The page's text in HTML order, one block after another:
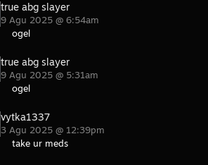
true abg slayer
9 Agu 2025 @ 6:54am
ogel
true abg slayer
9 Agu 2025 @ 5:31am
ogel
vytka1337
3 Agu 2025 @ 12:39pm
take ur meds